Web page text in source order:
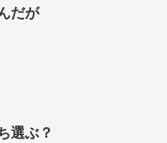
だが
選ぶ？